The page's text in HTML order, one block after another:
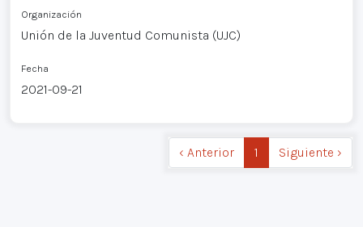
Organización
Unión de la Juventud Comunista (UJC)
Fecha
2021-09-21
‹ Anterior 1 Siguiente ›